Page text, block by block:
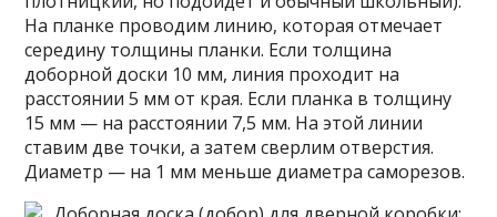
На планке проводим линию, которая отмечает
середину толщины планки. Если толщина
доборной доски 10 мм, линия проходит на
расстоянии 5 мм от края. Если планка в толщину
15 мм — на расстоянии 7,5 мм. На этой линии
ставим две точки, а затем сверлим отверстия.
Диаметр — на 1 мм меньше диаметра саморезов.